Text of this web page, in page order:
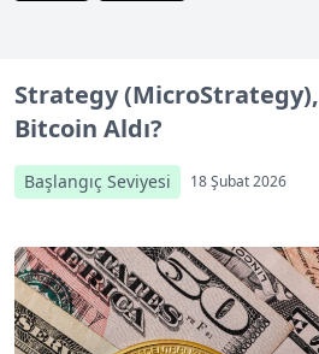
Strategy
Bitcoin Aldı?
Başlangıç Seviyesi 18 Şubat 2026